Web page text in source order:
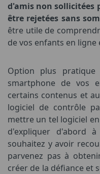
d'amis non sollicitées
être rejetées sans
être utile de
de vos enfants en ligne
Option plus
smartphone de vos
certains contenus et
logiciel de contrôle
mettre un tel logiciel
d'expliquer d'abord
souhaitez y avoir
parvenez pas à
créer de la défiance et